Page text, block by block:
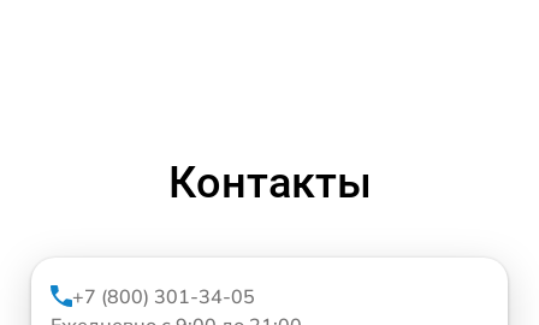
Контакты
+7 (800) 301-34-05